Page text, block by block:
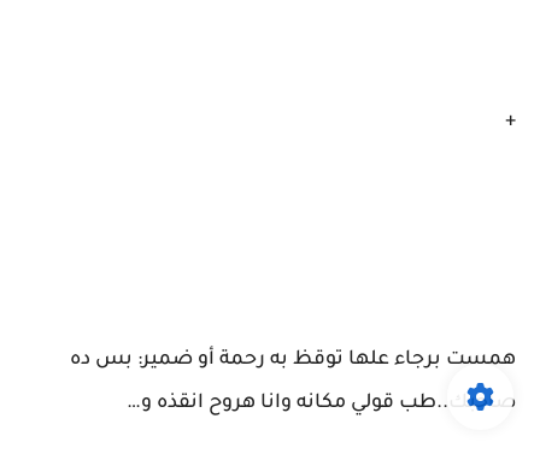
+
همست برجاء علها توقظ به رحمة أو ضمير: بس ده
صاحبك..طب قولي مكانه وانا هروح انقذه و…